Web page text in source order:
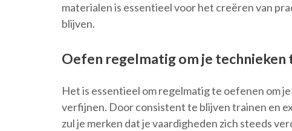
materialen is essentieel voor het creëren van
blijven.
Oefen regelmatig om je technieken
Het is essentieel om regelmatig te oefenen om
verfijnen. Door consistent te blijven trainen en
zul je merken dat je vaardigheden zich steeds